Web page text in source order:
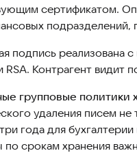
сертификатом.
подпись реализована
RSA. Контрагент видит
групповые политики
удаления писем
года для
по срокам хранения